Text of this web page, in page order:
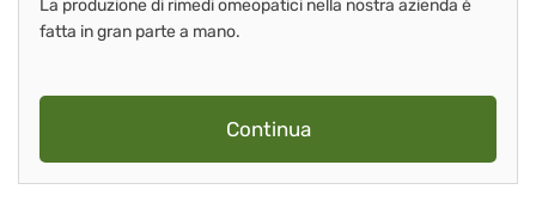
La produzione di rimedi omeopatici nella nostra azienda è
fatta in gran parte a mano.
Continua